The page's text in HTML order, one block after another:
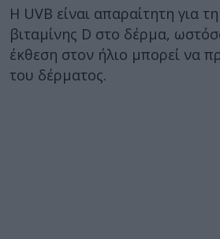
Η UVB είναι απαραίτητη για
βιταμίνης D στο δέρμα,
έκθεση στον ήλιο μπορεί να
του δέρματος.